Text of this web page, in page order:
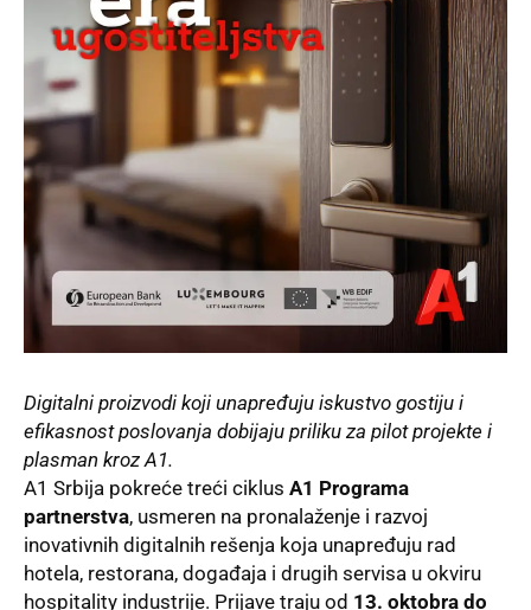
Digitalni proizvodi koji unapređuju iskustvo gostiju i
efikasnost poslovanja dobijaju priliku za pilot projekte i
plasman kroz A1.
A1 Srbija pokreće treći ciklus A1 Programa
partnerstva, usmeren na pronalaženje i razvoj
inovativnih digitalnih rešenja koja unapređuju rad
hotela, restorana, događaja i drugih servisa u okviru
hospitality industrije. Prijave traju od 13. oktobra do